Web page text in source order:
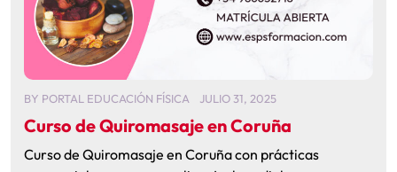
BY PORTAL EDUCACIÓN FÍSICA JULIO 31, 2025
Curso de Quiromasaje en Coruña
Curso de Quiromasaje en Coruña con prácticas